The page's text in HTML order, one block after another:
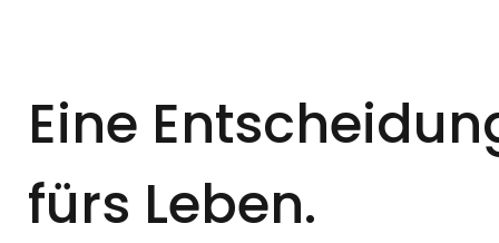
Eine
fürs Leben.